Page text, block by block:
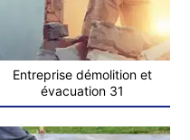
Entreprise démolition et
évacuation 31